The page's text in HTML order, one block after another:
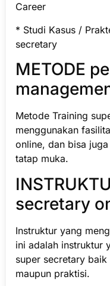
Career
* Studi Kasus /
secretary
METODE
Metode Training
menggunakan
online, dan bisa
tatap muka.
secretary
Instruktur yang
ini adalah instruktur
super secretary
maupun praktisi.